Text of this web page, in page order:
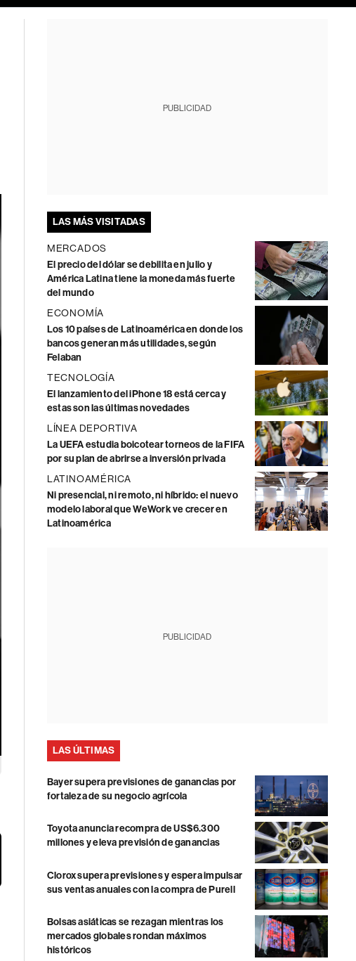
PUBLICIDAD
LAS MÁS VISITADAS
MERCADOS
El precio del dólar se debilita en julio y
América Latina tiene la moneda más fuerte
del mundo
ECONOMÍA
Los 10 países de Latinoamérica en donde los
bancos generan más utilidades, según
Felaban
TECNOLOGÍA
El lanzamiento del iPhone 18 está cerca y
estas son las últimas novedades
LÍNEA DEPORTIVA
La UEFA estudia boicotear torneos de la FIFA
por su plan de abrirse a inversión privada
LATINOAMÉRICA
Ni presencial, ni remoto, ni híbrido: el nuevo
modelo laboral que WeWork ve crecer en
Latinoamérica
PUBLICIDAD
LAS ÚLTIMAS
Bayer supera previsiones de ganancias por
fortaleza de su negocio agrícola
Toyota anuncia recompra de US$6.300
millones y eleva previsión de ganancias
Clorox supera previsiones y espera impulsar
sus ventas anuales con la compra de Purell
Bolsas asiáticas se rezagan mientras los
mercados globales rondan máximos
históricos